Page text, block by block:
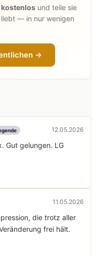
kostenlos und teile sie
liebt — in nur wenigen
→
12.05.2026
Gut gelungen. LG
11.05.2026
die trotz aller
frei hält.